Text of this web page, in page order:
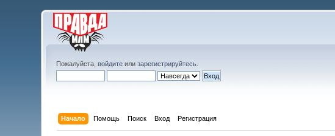
Пожалуйста,войдите илизарегистрируйтесь
Начало Помощь Поиск Вход Регистрация